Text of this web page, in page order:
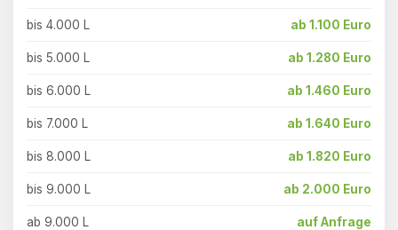
bis 4.000 L ab 1.100 Euro
bis 5.000 L ab 1.280 Euro
bis 6.000 L ab 1.460 Euro
bis 7.000 L ab 1.640 Euro
bis 8.000 L ab 1.820 Euro
bis 9.000 L ab 2.000 Euro
ab 9.000 L auf Anfrage